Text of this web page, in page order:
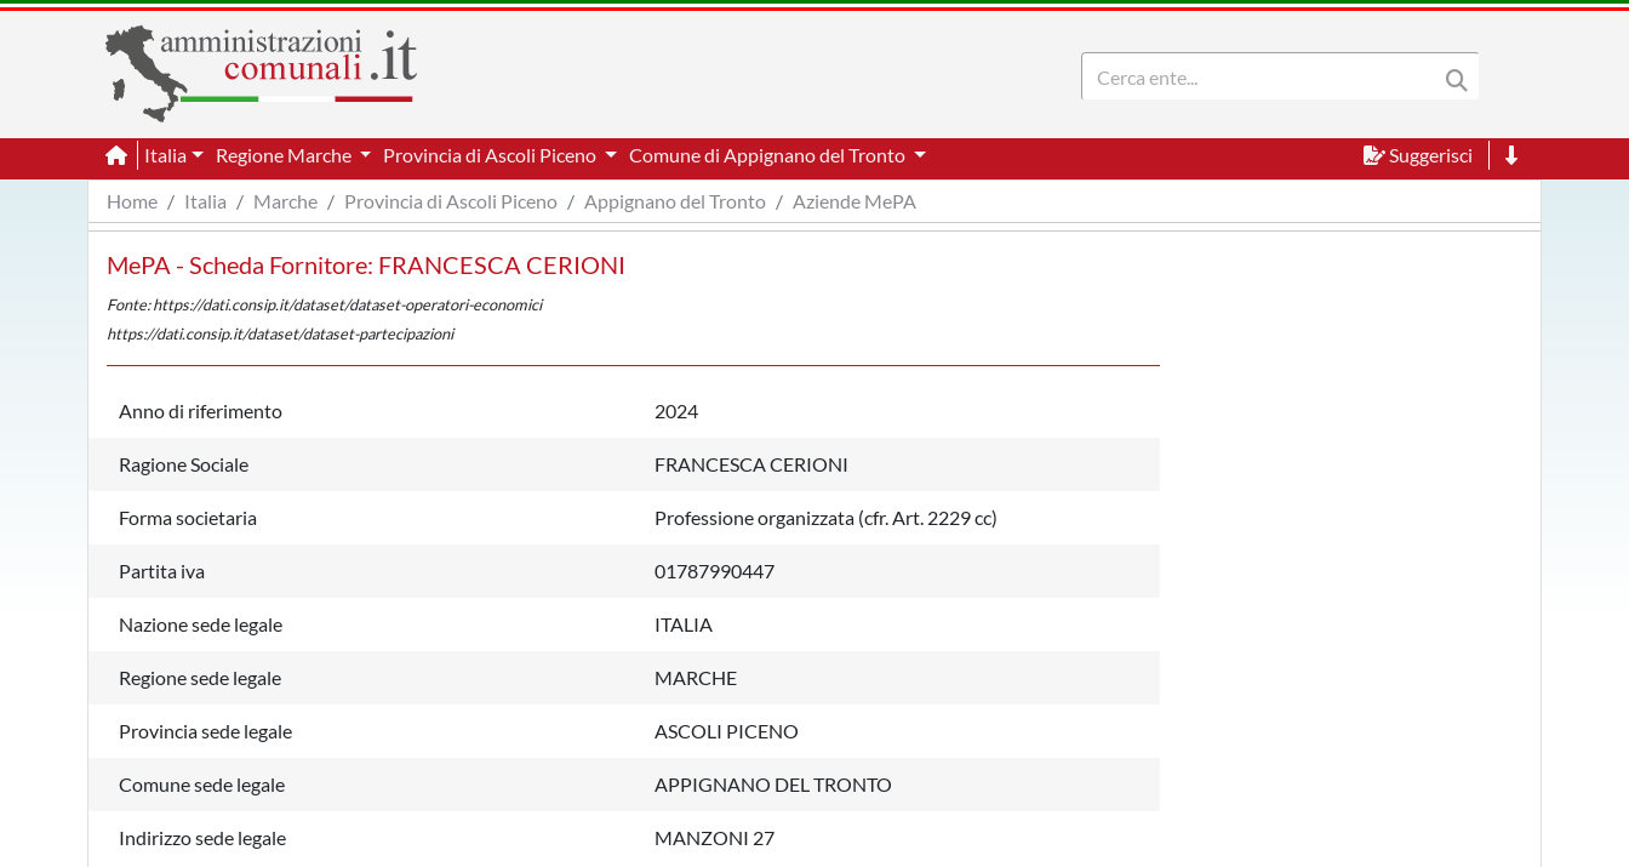
Italia Regione Marche Provincia di Ascoli Piceno Comune di Appignano del Tronto
Suggerisci
Home
Italia Marche Provincia di Ascoli Piceno Appignano del Tronto Aziende MePA
MePA - Scheda Fornitore: FRANCESCA CERIONI
Fonte: https://dati.consip.it/dataset/dataset-operatori-economici
https://dati.consip.it/dataset/dataset-partecipazioni
Anno di riferimento 2024
Ragione Sociale FRANCESCA CERIONI
Forma societaria Professione organizzata (cfr. Art. 2229 cc)
Partita iva 01787990447
Nazione sede legale ITALIA
Regione sede legale MARCHE
Provincia sede legale ASCOLI PICENO
Comune sede legale APPIGNANO DEL TRONTO
Indirizzo sede legale MANZONI 27